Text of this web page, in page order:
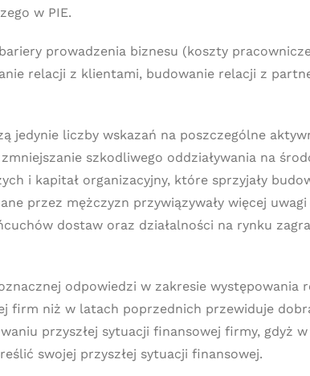
w PIE.
prowadzenia biznesu (koszty
relacji z klientami, budowanie relacji z
liczby wskazań na poszczególne
szkodliwego oddziaływania na
i kapitał organizacyjny, które sprzyjały
przez mężczyzn przywiązywały więcej
dostaw oraz działalności na rynku
odpowiedzi w zakresie występowania
firm niż w latach poprzednich przewiduje
przyszłej sytuacji finansowej firmy, gdyż
swojej przyszłej sytuacji finansowej.